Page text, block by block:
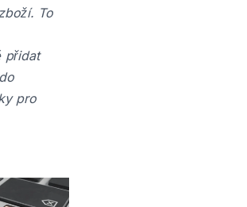
To
přidat
pro